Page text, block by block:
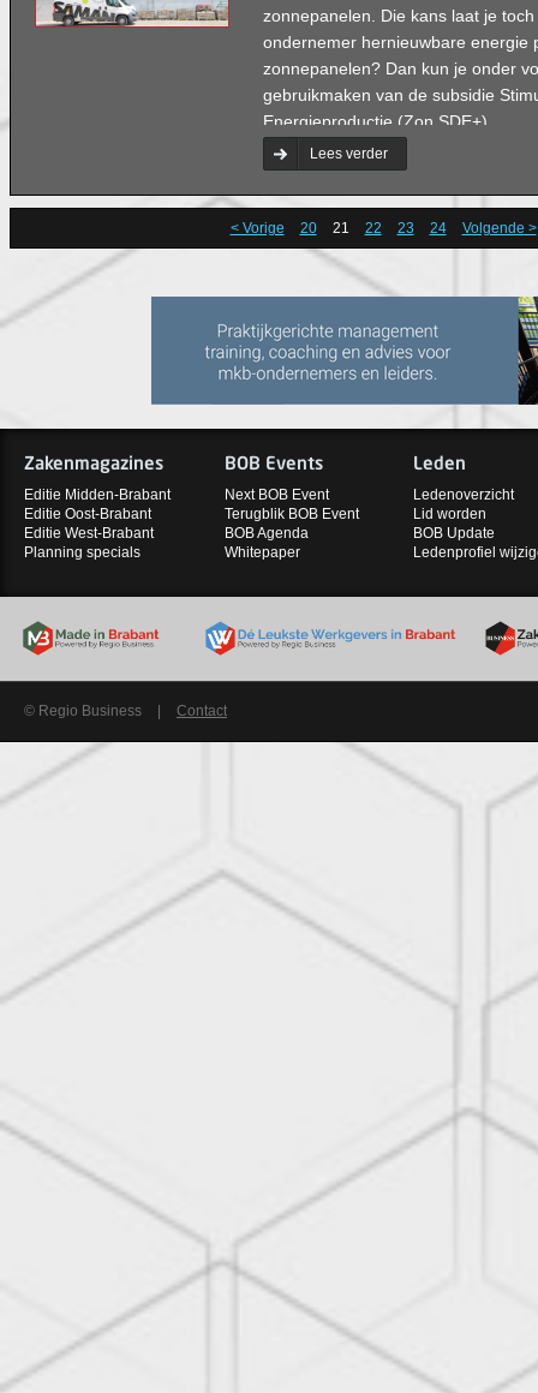
zonnepanelen. Die kans laat je
ondernemer hernieuwbare energie
zonnepanelen? Dan kun je onder
gebruikmaken van de subsidie
Energieproductie (Zon SDE+).
Lees verder
< Vorige 20 21 22 23 24 Volgende >
Zakenmagazines
Editie Midden-Brabant
Editie Oost-Brabant
Editie West-Brabant
Planning specials
BOB Events
Next BOB Event
Terugblik BOB Event
BOB Agenda
Whitepaper
Leden
Ledenoverzicht
Lid worden
BOB Update
Ledenprofiel
© Regio Business Contact